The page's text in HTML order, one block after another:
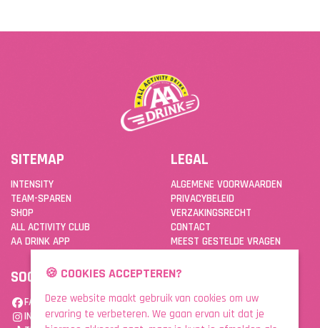
SITEMAP
INTENSITY
TEAM-SPAREN
SHOP
ALL ACTIVITY CLUB
AA DRINK APP
LEGAL
ALGEMENE VOORWAARDEN
PRIVACYBELEID
VERZAKINGSRECHT
CONTACT
MEEST GESTELDE VRAGEN
SOCIAL
FACEBOOK
INSTAGRAM
DOWNLOAD DE APP
🍪 COOKIES ACCEPTEREN?
Deze website maakt gebruik van cookies om uw
ervaring te verbeteren. We gaan ervan uit dat je